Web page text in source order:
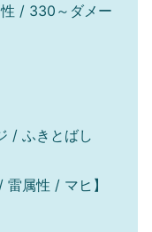
/ 330～ダメー
/ ふきとばし
属性 / マヒ】